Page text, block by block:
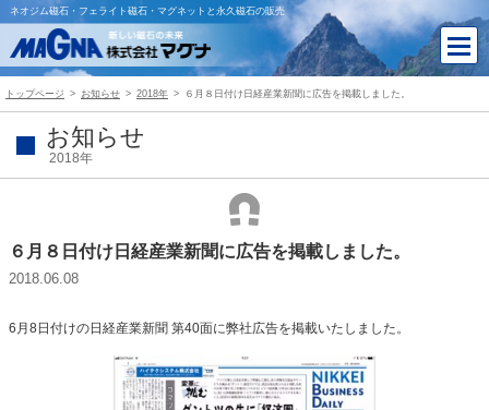
ネオジム磁石・フェライト磁石・マグネットと永久磁石の販売
トップページ お知らせ 2018年 ６月８日付け日経産業新聞に広告を掲載しました。
お知らせ
2018年
６月８日付け日経産業新聞に広告を掲載しました。
2018.06.08
6月8日付けの日経産業新聞 第40面に弊社広告を掲載いたしました。